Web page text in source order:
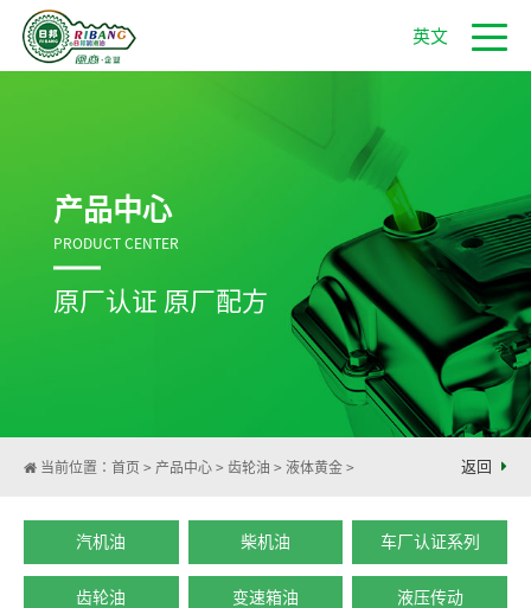
英文
产品中心
PRODUCT CENTER
原厂认证 原厂配方
当前位置： 首页 > 产品中心 > 齿轮油 > 液体黄金 > 返回
汽机油 柴机油 车厂认证系列
齿轮油 变速箱油 液压传动